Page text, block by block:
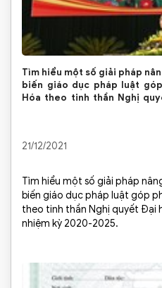
Tìm hiểu một số giải pháp
biến giáo dục pháp luật
Hóa theo tinh thần Nghị
21/12/2021
Tìm hiểu một số giải pháp
biến giáo dục pháp luật góp
theo tinh thần Nghị quyết Đại
nhiệm kỳ 2020-2025.